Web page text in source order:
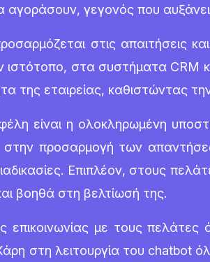
αγοράσουν, γεγονός που
στις απαιτήσεις και
στα συστήματα CRM
της εταιρείας, καθιστώντας
είναι η ολοκληρωμένη
στην προσαρμογή των
Επιπλέον, στους
βοηθά στη βελτίωσή της.
επικοινωνίας με τους πελάτες
στη λειτουργία του chatbot